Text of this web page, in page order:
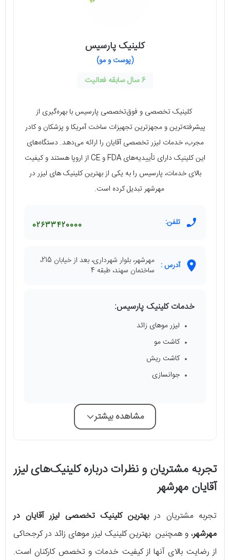
کلینیک پارسیس
(پوست و مو)
6 سال سابقه فعالیت
کلینیک تخصصی و فوق‌تخصصی پارسیس با بهره‌گیری از
پیشرفته‌ترین و مجهزترین تجهیزات ساخت آمریکا و پزشکان و کادر
مجرب، خدمات لیزر تخصصی آقایان را ارائه می‌دهد. دستگاه‌های
این کلینیک دارای تأییدیه‌های FDA و CE از اروپا هستند و کیفیت
بالای خدمات، پارسیس را به یکی از بهترین کلینیک های لیزر در
مهرشهر تبدیل کرده است.
تلفن: 02633420000
آدرس :
مهرشهر، بلوار شهرداری، بعد از خیابان 215،
ساختمان سهند، طبقه 4
خدمات کلینیک پارسیس:
لیزر موهای زائد
کاشت مو
کاشت ریش
جوانسازی
مشاهده بیشتر
تجربه مشتریان و نظرات درباره کلینیک‌های لیزر
آقایان مهرشهر
تجربه مشتریان دربهترین کلینیک تخصصی لیزر آقایان در
مهرشهر، و همچنین بهترین کلینیک لیزر موهای زائد در کرجحاکی
از رضایت بالای آنها از کیفیت خدمات و تخصص کارکنان است.